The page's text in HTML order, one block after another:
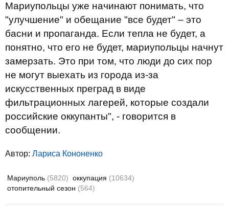
Мариупольцы уже начинают понимать, что
"улучшение" и обещание "все будет" – это
басни и пропаганда. Если тепла не будет, а
понятно, что его не будет, мариупольцы начнут
замерзать. Это при том, что люди до сих пор
не могут выехать из города из-за
искусственных преград в виде
фильтрационных лагерей, которые создали
российские оккупанты", - говорится в
сообщении.
Автор: Лариса Кононенко
Мариуполь (5820) оккупация (10634)
отопительный сезон (564)